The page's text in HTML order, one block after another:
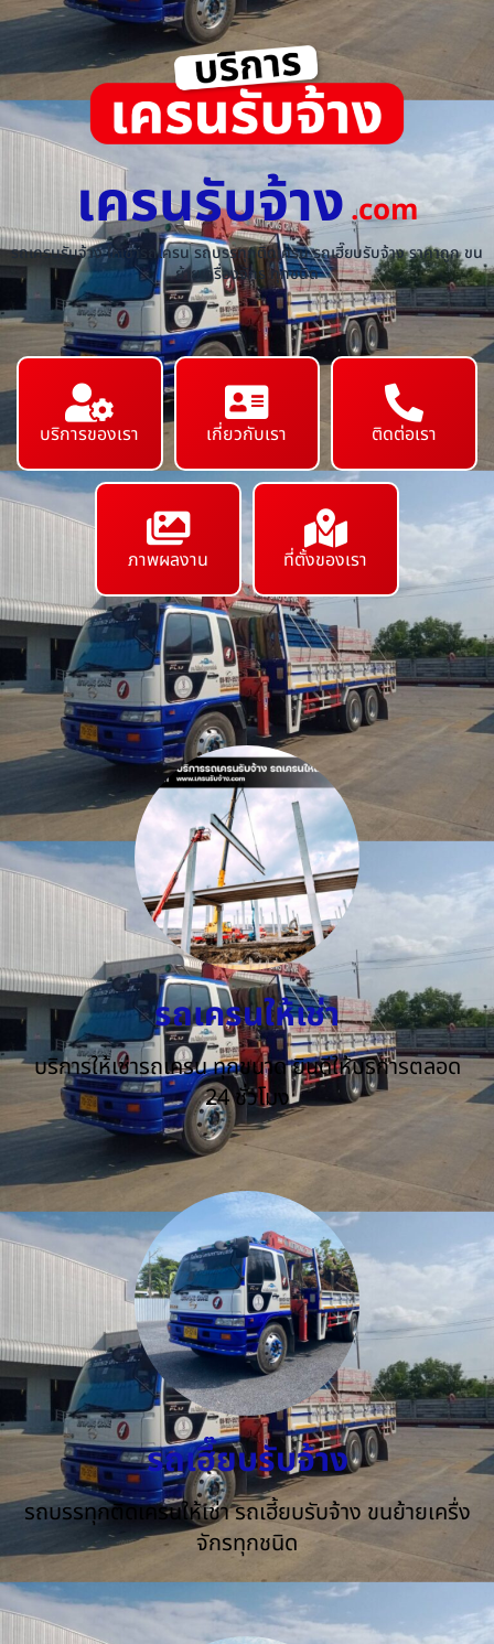
เครนรับจ้าง.com
รถเครนรับจ้าง ให้เช่ารถเครน รถบรรทุกติดเครน รถเฮี๊ยบรับจ้าง ราคาถูก ขน
ย้ายเครื่องจักร ทุกชนิด
บริการของเรา เกี่ยวกับเรา ติดต่อเรา
ภาพผลงาน ที่ตั้งของเรา
รถเครนให้เช่า
บริการให้เช่ารถเครน ทุกขนาด ยินดีให้บริการตลอด
24 ชั่วโมง
รถเฮี๊ยบรับจ้าง
รถบรรทุกติดเครนให้เช่า รถเฮี้ยบรับจ้าง ขนย้ายเครื่ง
จักรทุกชนิด